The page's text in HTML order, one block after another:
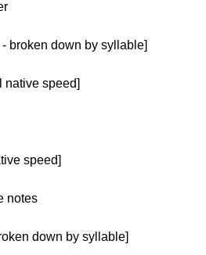
broken down by syllable]
native speed]
speed]
notes
down by syllable]